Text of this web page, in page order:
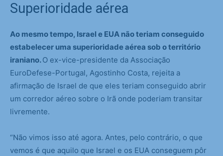
Superioridade aérea
Ao mesmo tempo, Israel e EUA não teriam conseguido
estabelecer uma superioridade aérea sob o território
iraniano.O ex-vice-presidente da Associação
EuroDefese-Portugal, Agostinho Costa, rejeita a
afirmação de Israel de que eles teriam conseguido abrir
um corredor aéreo sobre o Irã onde poderiam transitar
livremente.
“Não vimos isso até agora. Antes, pelo contrário, o que
vemos é que aquilo que Israel e os EUA conseguem pôr